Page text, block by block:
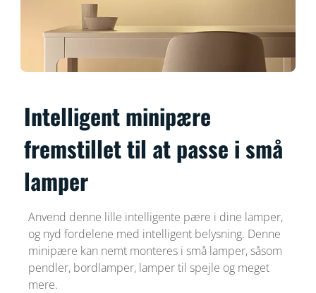
Intelligent minipære
fremstillet til at passe i små
lamper
Anvend denne lille intelligente pære i dine lamper,
og nyd fordelene med intelligent belysning. Denne
minipære kan nemt monteres i små lamper, såsom
pendler, bordlamper, lamper til spejle og meget
mere.